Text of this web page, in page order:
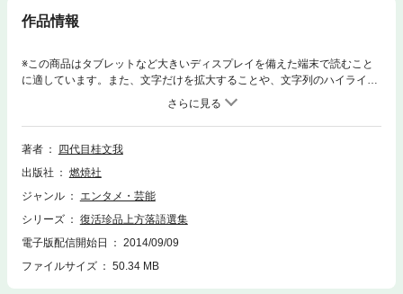
作品情報
※この商品はタブレットなど大きいディスプレイを備えた端末で読むこと
に適しています。また、文字だけを拡大することや、文字列のハイライ
ト、検索、辞書の参照、引用などの機能が使用できません。他の落語本で
は見ることのできないネタが満載。滅んだ落語のほかに、東京からの移植
ネタや、文我代々(初代〜三代目)の速記も収録。目で追うだけでも想像が
膨らんでくる、上方落語の新たな展開を予期させる待望の書。
著者
四代目桂文我
出版社
燃焼社
ジャンル
エンタメ・芸能
シリーズ
復活珍品上方落語選集
電子版配信開始日
2014/09/09
ファイルサイズ
50.34 MB